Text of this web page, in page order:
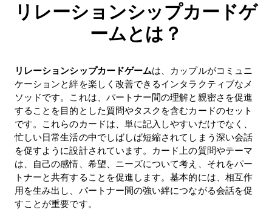
リレーションシップカードゲ
ームとは？
リレーションシップカードゲームは、カップルがコミュニ
ケーションと絆を楽しく改善できるインタラクティブなメ
ソッドです。これは、パートナー間の理解と親密さを促進
することを目的とした質問やタスクを含むカードのセット
です。これらのカードは、単に記入しやすいだけでなく、
忙しい日常生活の中でしばしば短縮されてしまう深い会話
を促すように設計されています。カード上の質問やテーマ
は、自己の感情、希望、ニーズについて考え、それをパー
トナーと共有することを促進します。基本的には、相互作
用を生み出し、パートナー間の強い絆につながる会話を促
すことが重要です。